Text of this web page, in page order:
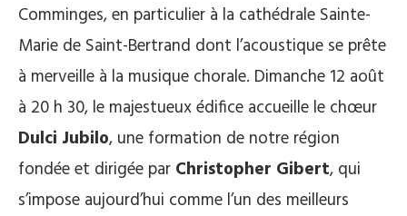
Comminges, en particulier à la cathédrale Sainte-
Marie de Saint-Bertrand dont l’acoustique se prête
à merveille à la musique chorale. Dimanche 12 août
à 20 h 30, le majestueux édifice accueille le chœur
Dulci Jubilo, une formation de notre région
fondée et dirigée par Christopher Gibert, qui
s’impose aujourd’hui comme l’un des meilleurs